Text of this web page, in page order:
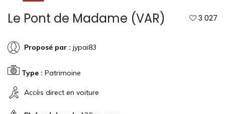
Le Pont de Madame (VAR) 3 027
Proposé par : jypai83
Type : Patrimoine
Accès direct en voiture